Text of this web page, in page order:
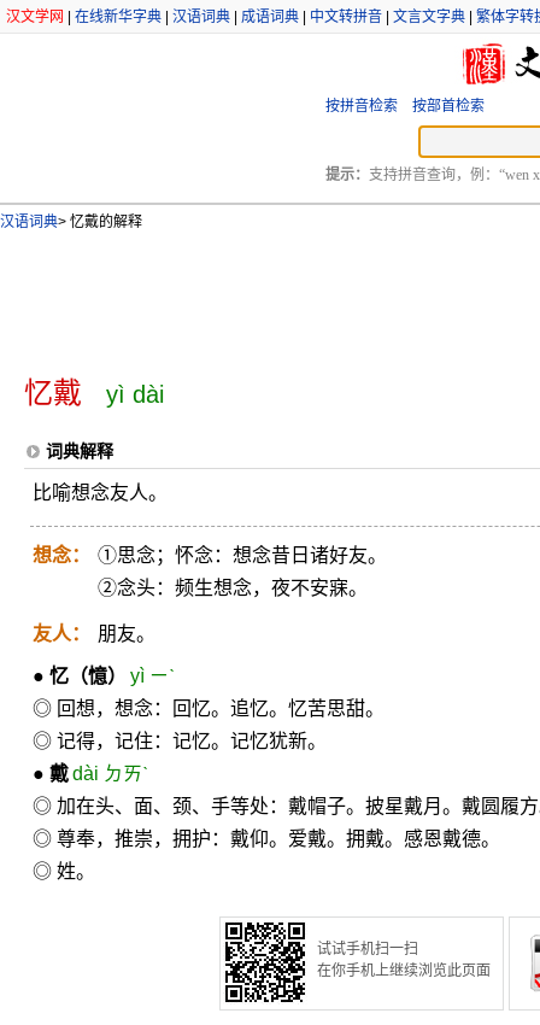
汉文学网 在线新华字典 汉语词典 成语词典 中文转拼音 文言文字典 繁体字转
按拼音检索 按部首检索
提示： 支持拼音查询，例：“wen
汉语词典> 忆戴的解释
忆戴 yì dài
词典解释
比喻想念友人。
想念：
①思念；怀念：想念昔日诸好友。
②念头：频生想念，夜不安寐。
友人： 朋友。
● 忆 （憶）
yì ㄧˋ
◎ 回想，想念：回忆。追忆。忆苦思甜。
◎ 记得，记住：记忆。记忆犹新。
● 戴dài ㄉㄞˋ
◎ 加在头、面、颈、手等处：戴帽子。披星戴月。戴圆履
◎ 尊奉，推崇，拥护：戴仰。爱戴。拥戴。感恩戴德。
◎ 姓。
试试手机扫一扫
在你手机上继续浏览此页面